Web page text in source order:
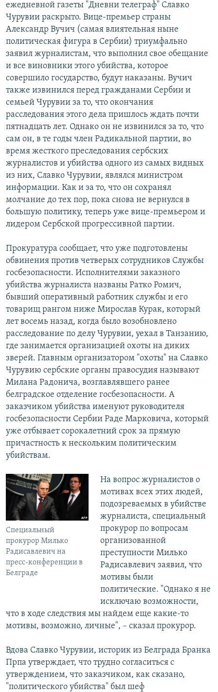
ежедневной газеты "Дневни телеграф" Славко
Чурувии раскрыто. Вице-премьер страны
Александр Вучич (самая влиятельная ныне
политическая фигура в Сербии) триумфально
заявил журналистам, что выполнил свое обещание
и все виновники этого убийства, которое
совершило государство, будут наказаны. Вучич
также извинился перед гражданами Сербии и
семьей Чурувии за то, что окончания
расследования этого дела пришлось ждать почти
пятнадцать лет. Однако он не извинился за то, что
сам он, в те годы член Радикальной партии, во
время жесткого преследования сербских
журналистов и убийства одного из самых видных
из них, Славко Чурувии, являлся министром
информации. Как и за то, что он сохранял
молчание до тех пор, пока снова не вернулся в
большую политику, теперь уже вице-премьером и
лидером Сербской прогрессивной партии.
Прокуратура сообщает, что уже подготовлены
обвинения против четверых сотрудников Службы
госбезопасности. Исполнителями заказного
убийства журналиста названы Ратко Ромич,
бывший оперативный работник службы и его
товарищ рангом ниже Мирослав Курак, который
лет восемь назад, когда было возобновлено
расследование по делу Чурувии, уехал в Танзанию,
где занимается организацией охоты на диких
зверей. Главным организатором "охоты" на Славко
Чурувию сербские органы правосудия называют
Милана Радонича, возглавлявшего ранее
белградское отделение госбезопасности. А
заказчиком убийства именуют руководителя
госбезопасности Сербии Раде Марковича, который
уже отбывает сорокалетний срок за прямую
причастность к нескольким политическим
убийствам.
Специальный
прокурор Милько
Радисавлевич на
пресс-конференции в
Белграде
На вопрос журналистов о
мотивах всех этих людей,
подозреваемых в убийстве
журналиста, специальный
прокурор по вопросам
организованной
преступности Милько
Радисавлевич заявил, что
мотивы были
политические. "Однако я не
исключаю возможности,
что в ходе следствия мы найдем еще какие-то
мотивы, возможно, личные", – сказал прокурор.
Вдова Славко Чурувии, историк из Белграда Бранка
Прпа утверждает, что трудно согласиться с
утверждением, что заказчиком, как сказано,
"политического убийства" был шеф